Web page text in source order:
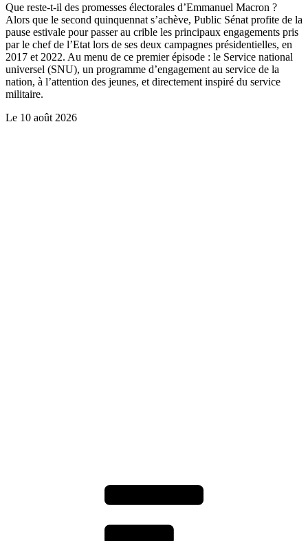
Que reste-t-il des promesses électorales d’Emmanuel Macron ?
Alors que le second quinquennat s’achève, Public Sénat profite de la
pause estivale pour passer au crible les principaux engagements pris
par le chef de l’Etat lors de ses deux campagnes présidentielles, en
2017 et 2022. Au menu de ce premier épisode : le Service national
universel (SNU), un programme d’engagement au service de la
nation, à l’attention des jeunes, et directement inspiré du service
militaire.
Le 10 août 2026